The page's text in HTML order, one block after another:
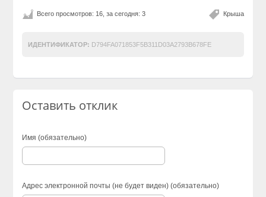
Крыша
Всего просмотров: 16, за сегодня: 3
ИДЕНТИФИКАТОР: D794FA071853F5B311D03A2793B678FE
Оставить отклик
Имя (обязательно)
Адрес электронной почты (не будет виден) (обязательно)